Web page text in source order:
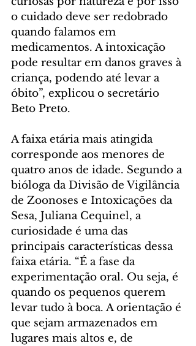
o cuidado deve ser redobrado
quando falamos em
medicamentos. A intoxicação
pode resultar em danos graves à
criança, podendo até levar a
óbito”, explicou o secretário
Beto Preto.
A faixa etária mais atingida
corresponde aos menores de
quatro anos de idade. Segundo a
bióloga da Divisão de Vigilância
de Zoonoses e Intoxicações da
Sesa, Juliana Cequinel, a
curiosidade é uma das
principais características dessa
faixa etária. “É a fase da
experimentação oral. Ou seja, é
quando os pequenos querem
levar tudo à boca. A orientação é
que sejam armazenados em
lugares mais altos e, de